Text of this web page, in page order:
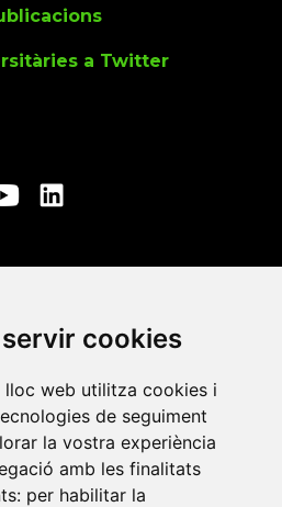
servir cookies
lloc web utilitza cookies i
de seguiment
la vostra experiència
amb les finalitats
per habilitar la
a Twitter
local 10
s/n
Plana